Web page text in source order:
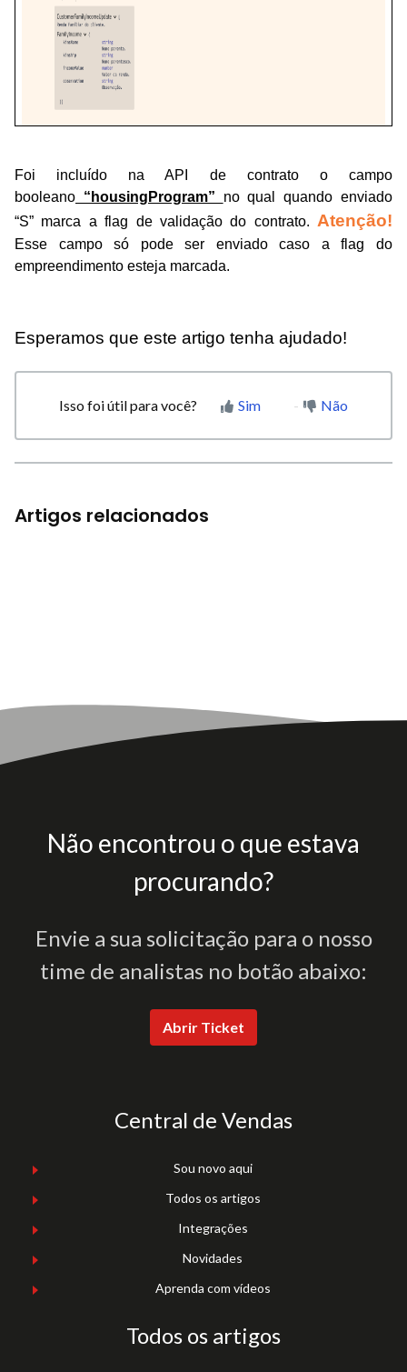
Foi incluído na API de contrato o campo
booleano “housingProgram” no qual quando enviado
“S” marca a flag de validação do contrato. Atenção!
Esse campo só pode ser enviado caso a flag do
empreendimento esteja marcada.
Esperamos que este artigo tenha ajudado!
Isso foi útil para você? Sim Não
Artigos relacionados
Não encontrou o que estava
procurando?
Envie a sua solicitação para o nosso
time de analistas no botão abaixo:
Abrir Ticket
Central de Vendas
Sou novo aqui
Todos os artigos
Integrações
Novidades
Aprenda com vídeos
Todos os artigos